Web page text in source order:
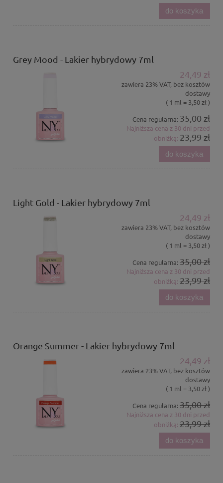
do koszyka
Grey Mood - Lakier hybrydowy 7ml
24,49 zł
zawiera 23% VAT, bez kosztów
dostawy
( 1 ml = 3,50 zł )
Cena regularna: 35,00 zł
Najniższa cena z 30 dni przed
obniżką: 23,99 zł
do koszyka
Light Gold - Lakier hybrydowy 7ml
24,49 zł
zawiera 23% VAT, bez kosztów
dostawy
( 1 ml = 3,50 zł )
Cena regularna: 35,00 zł
Najniższa cena z 30 dni przed
obniżką: 23,99 zł
do koszyka
Orange Summer - Lakier hybrydowy 7ml
24,49 zł
zawiera 23% VAT, bez kosztów
dostawy
( 1 ml = 3,50 zł )
Cena regularna: 35,00 zł
Najniższa cena z 30 dni przed
obniżką: 23,99 zł
do koszyka